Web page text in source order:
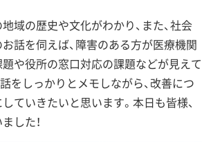
域の歴史や文化がわかり、また、社会
話を伺えば、障害のある方が医療機関
や役所の窓口対応の課題などが見えて
をしっかりとメモしながら、改善につ
ていきたいと思います。本日も皆様、
した！